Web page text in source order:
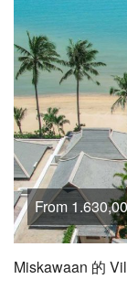
From
Miskawaan 的